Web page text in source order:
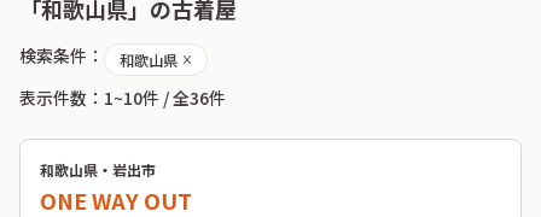
「和歌山県」の古着屋
検索条件： 和歌山県 close
表示件数： 1~10件 / 全36件
和歌山県・岩出市
ONE WAY OUT